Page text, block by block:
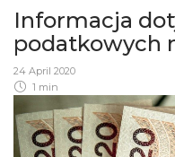
Informacja
podatkowych
24 April 2020
1 min